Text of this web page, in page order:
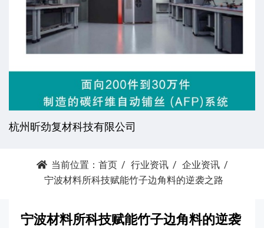
杭州昕劲复材科技有限公司
当前位置： 首页 行业资讯
企业资讯
宁波材料所科技赋能竹子边角料的逆袭之路
宁波材料所科技赋能竹子边角料的逆袭